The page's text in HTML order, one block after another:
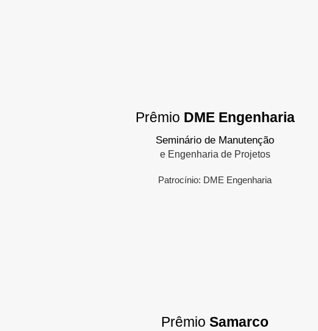
Prêmio DME Engenharia
Seminário de Manutenção
e Engenharia de Projetos
Patrocínio: DME Engenharia
Prêmio Samarco